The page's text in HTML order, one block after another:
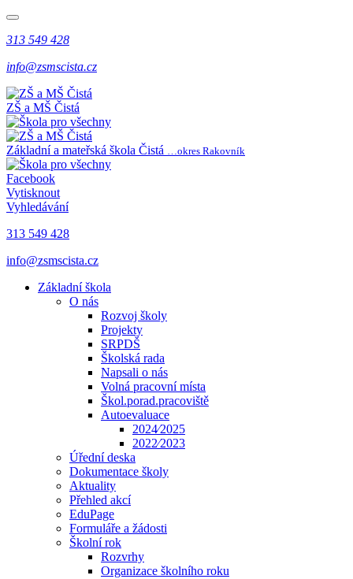
313 549 428
info@zsmscista.cz
ZŠ a MŠ Čistá
Základní a mateřská škola Čistá …okres Rakovník
Facebook
Vytisknout
Vyhledávání
313 549 428
info@zsmscista.cz
Základní škola
O nás
Rozvoj školy
Projekty
SRPDŠ
Školská rada
Napsali o nás
Volná pracovní místa
Škol.porad.pracoviště
Autoevaluace
2024⁄2025
2022⁄2023
Úřední deska
Dokumentace školy
Aktuality
Přehled akcí
EduPage
Formuláře a žádosti
Školní rok
Rozvrhy
Organizace školního roku